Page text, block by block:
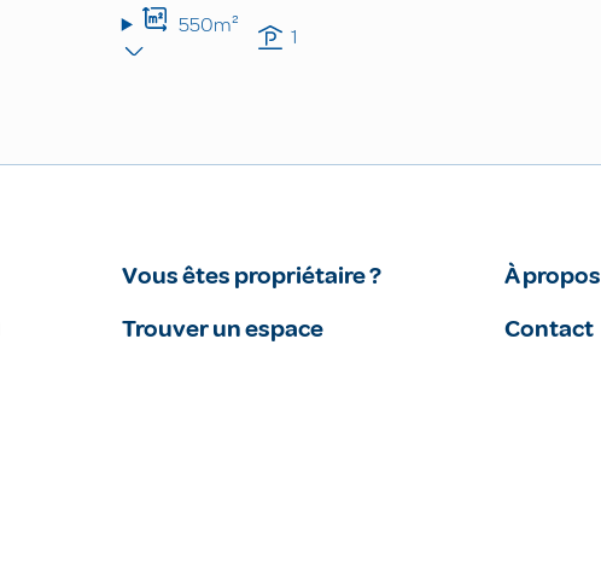
550m² 1
Vous êtes propriétaire ?
Trouver un espace
À propos
Contact